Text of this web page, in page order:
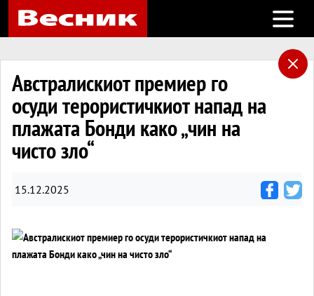
Open
Австралискиот премиер го
осуди терористичкиот напад на
плажата Бонди како „чин на
чисто зло“
15.12.2025